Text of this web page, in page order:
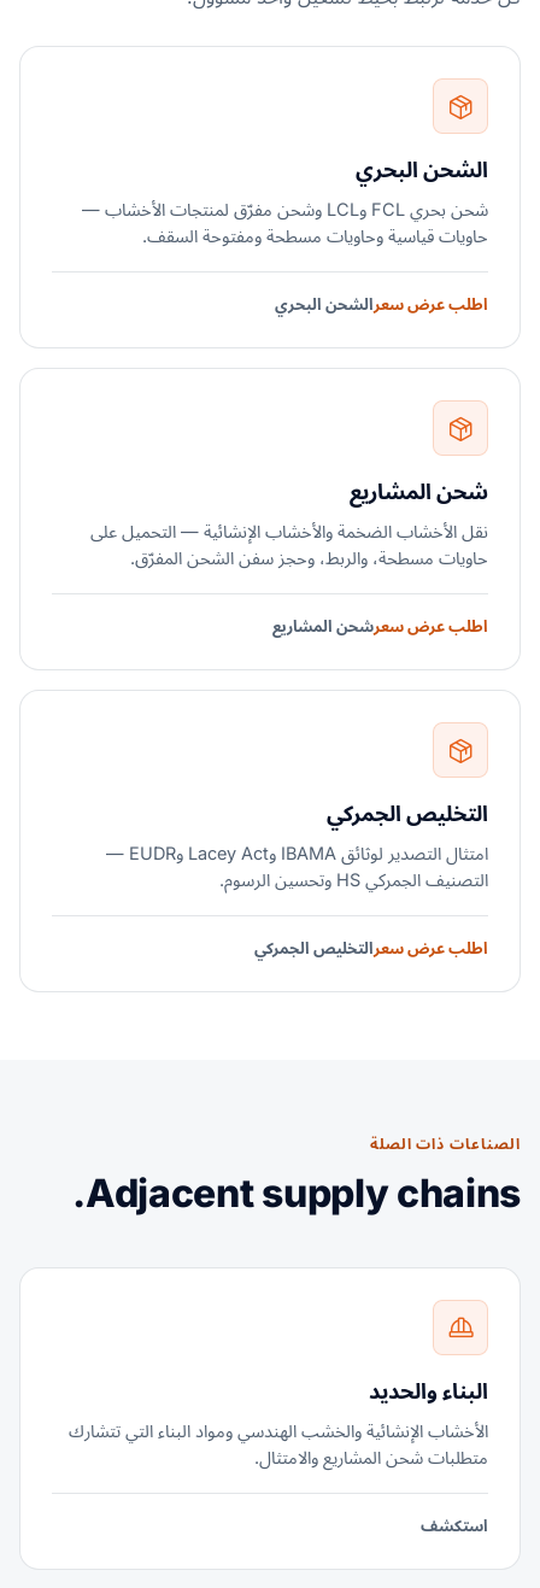
الشحن البحري
شحن بحري FCL وLCL وشحن مفرّق لمنتجات الأخشاب —
حاويات قياسية وحاويات مسطحة ومفتوحة السقف.
اطلب عرض سعرالشحن البحري
شحن المشاريع
نقل الأخشاب الضخمة والأخشاب الإنشائية — التحميل على
حاويات مسطحة، والربط، وحجز سفن الشحن المفرّق.
اطلب عرض سعرشحن المشاريع
التخليص الجمركي
امتثال التصدير لوثائق IBAMA وLacey Act وEUDR —
التصنيف الجمركي HS وتحسين الرسوم.
اطلب عرض سعرالتخليص الجمركي
الصناعات ذات الصلة
Adjacent supply chains.
البناء والحديد
الأخشاب الإنشائية والخشب الهندسي ومواد البناء التي تتشارك
متطلبات شحن المشاريع والامتثال.
استكشف